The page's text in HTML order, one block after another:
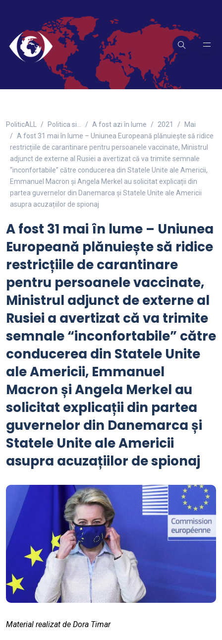
PoliticALL Politica si… A fost azi în lume 2021
Mai
A fost 31 mai în lume – Uniunea Europeană plănuiește să ridice
restricțiile de carantinare pentru persoanele vaccinate, Ministrul
adjunct de externe al Rusiei a avertizat că va trimite semnale
“inconfortabile” către conducerea din Statele Unite ale Americii,
Emmanuel Macron și Angela Merkel au solicitat explicații din
partea guvernelor din Danemarca și Statele Unite ale Americii
asupra acuzațiilor de spionaj
A fost 31 mai în lume – Uniunea
Europeană plănuiește să ridice
restricțiile de carantinare
pentru persoanele vaccinate,
Ministrul adjunct de externe al
Rusiei a avertizat că va trimite
semnale “inconfortabile” către
conducerea din Statele Unite
ale Americii, Emmanuel
Macron și Angela Merkel au
solicitat explicații din partea
guvernelor din Danemarca și
Statele Unite ale Americii
asupra acuzațiilor de spionaj
Material realizat de Dora Timar